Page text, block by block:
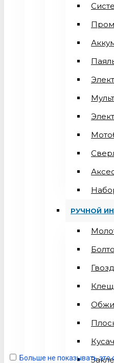
РУЧНОЙ
Больше не показывать это